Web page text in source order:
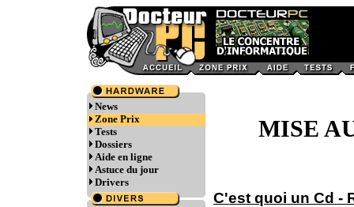
News
Zone Prix
Tests
Dossiers
Aide en ligne
Astuce du jour
Drivers
MISE
C'est quoi un Cd -